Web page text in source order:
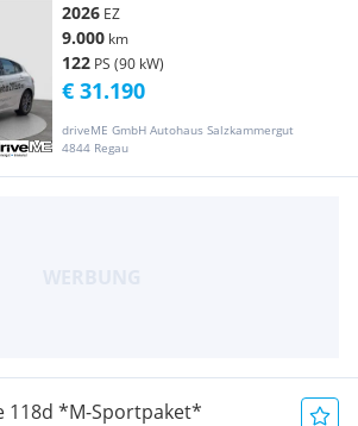
2026 EZ
9.000 km
122 PS (90 kW)
driveME GmbH Autohaus Salzkammergut
4844 Regau
€ 31.190
118d *M-Sportpaket*